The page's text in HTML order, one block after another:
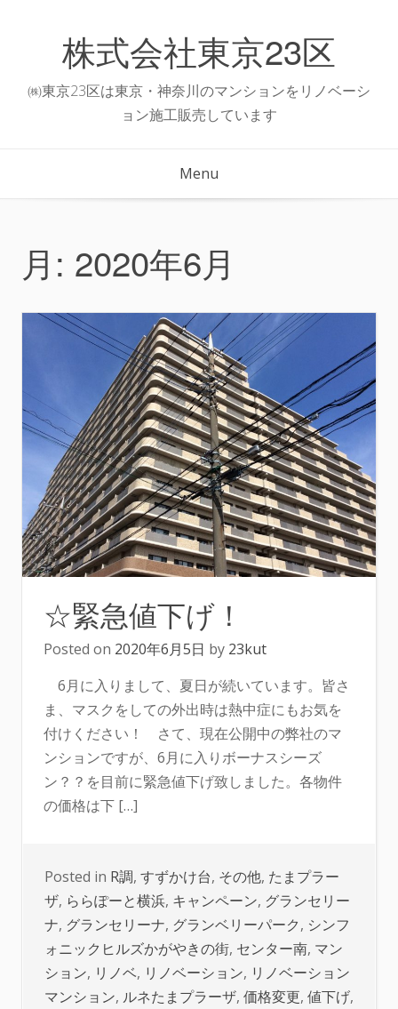
株式会社東京23区
㈱東京23区は東京・神奈川のマンションをリノベーシ
ョン施工販売しています
Menu
月: 2020年6月
☆緊急値下げ！
Posted on 2020年6月5日 by 23kut
6月に入りまして、夏日が続いています。皆さ
ま、マスクをしての外出時は熱中症にもお気を
付けください！ さて、現在公開中の弊社のマ
ンションですが、6月に入りボーナスシーズ
ン？？を目前に緊急値下げ致しました。各物件
の価格は下 […]
Posted in R調, すずかけ台, その他, たまプラー
ザ, ららぽーと横浜, キャンペーン, グランセリー
ナ, グランセリーナ, グランベリーパーク, シンフ
ォニックヒルズかがやきの街, センター南, マン
ション, リノベ, リノベーション, リノベーション
マンション, ルネたまプラーザ, 価格変更, 値下げ,